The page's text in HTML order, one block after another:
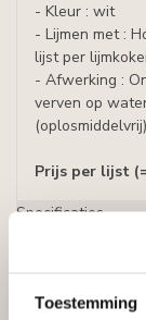
Toestemming
- Kleur : wit
- Lijmen met :
lijst per
- Afwerking :
verven op
Prijs per lijst
Specificaties